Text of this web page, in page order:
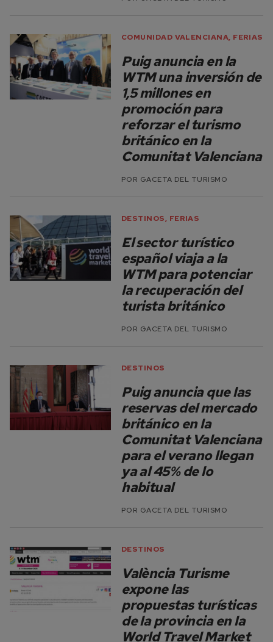
COMUNIDAD VALENCIANA, FERIAS
Puig anuncia en la
WTM una inversión de
1,5 millones en
promoción para
reforzar el turismo
británico en la
Comunitat Valenciana
POR GACETA DEL TURISMO
DESTINOS, FERIAS
El sector turístico
español viaja a la
WTM para potenciar
la recuperación del
turista británico
POR GACETA DEL TURISMO
DESTINOS
Puig anuncia que las
reservas del mercado
británico en la
Comunitat Valenciana
para el verano llegan
ya al 45% de lo
habitual
POR GACETA DEL TURISMO
DESTINOS
València Turisme
expone las
propuestas turísticas
de la provincia en la
World Travel Market